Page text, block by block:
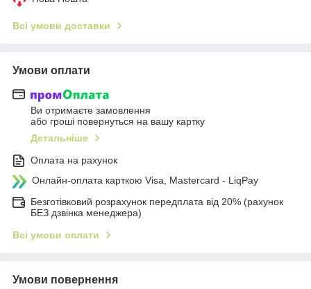
Всі умови доставки
Умови оплати
Ви отримаєте замовлення
або гроші повернуться на вашу картку
Детальніше
Оплата на рахунок
Онлайн-оплата карткою Visa, Mastercard - LiqPay
Безготівковий розрахунок передплата від 20% (рахунок
БЕЗ дзвінка менеджера)
Всі умови оплати
Умови повернення